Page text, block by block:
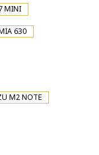
MINI
630
M2 NOTE